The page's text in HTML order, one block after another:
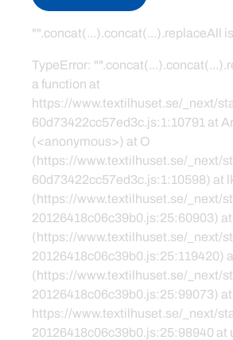
"".concat(...).concat(...).replaceAll
TypeError:
a function at
https://www.textilhuset.se/_next/
60d73422cc57ed3c.js:1:10791 at
(<anonymous>) at O
(https://www.textilhuset.se/_next/
60d73422cc57ed3c.js:1:10598) at
(https://www.textilhuset.se/_next/
20126418c06c39b0.js:25:60903) at
(https://www.textilhuset.se/_next/
20126418c06c39b0.js:25:119420)
(https://www.textilhuset.se/_next/
20126418c06c39b0.js:25:99073) at
https://www.textilhuset.se/_next/
20126418c06c39b0.js:25:98940 at